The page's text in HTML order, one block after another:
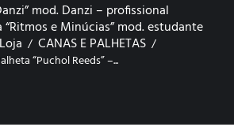
mod. Danzi – profissional
“Ritmos e Minúcias” mod. estudante
Loja CANAS E PALHETAS
“Puchol Reeds” –...